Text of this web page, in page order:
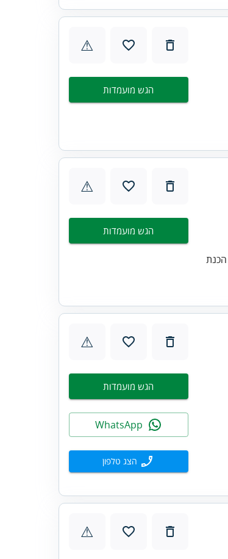
⚠
הגש מועמדות
⚠
הגש מועמדות
⚠
הגש מועמדות
הצג טלפון
⚠